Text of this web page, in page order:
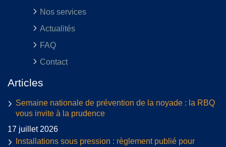
Nos services
Actualités
FAQ
Contact
Articles
Semaine nationale de prévention de la noyade : la RBQ
vous invite à la prudence
17 juillet 2026
Installations sous pression : règlement publié pour